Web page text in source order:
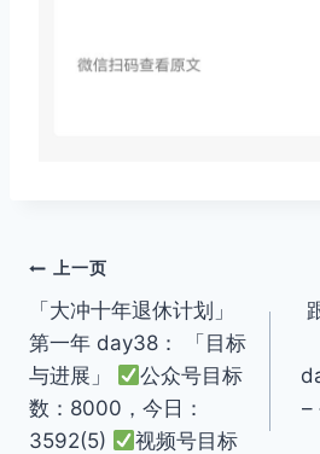
文
章
导
航
上一页
「大冲十年退休计划」
第一年 day38： 「目标
与进展」
公众号目标
数：8000，今日：
3592(5)
视频号目标
–